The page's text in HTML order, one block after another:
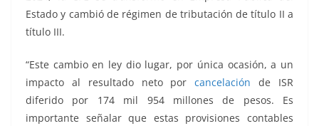
Estado y cambió de régimen de tributación de título II a
título III.
“Este cambio en ley dio lugar, por única ocasión, a un
impacto al resultado neto porcancelaciónde ISR
diferido por 174 mil 954 millones de pesos. Es
importante señalar que estas provisiones contables